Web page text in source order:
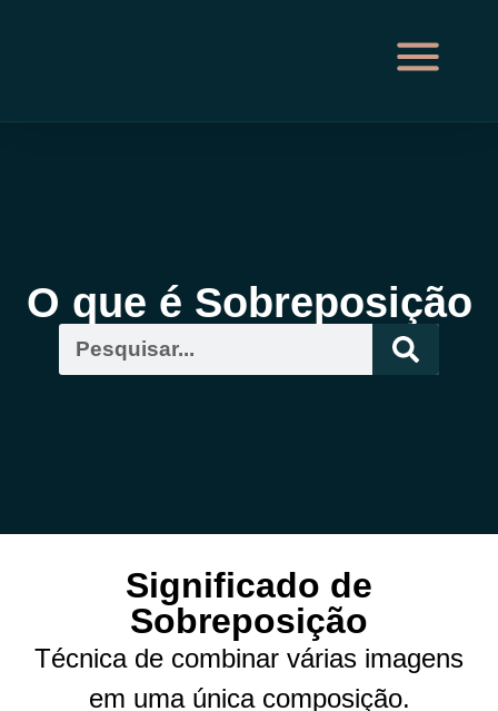
O que é Sobreposição
Significado de
Sobreposição
Técnica de combinar várias imagens
em uma única composição.